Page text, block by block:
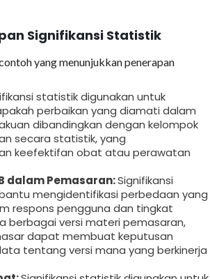
Signifikansi Statistik
yang menunjukkan penerapan
statistik digunakan untuk
perbaikan yang diamati dalam
dibandingkan dengan kelompok
secara statistik, yang
keefektifan obat atau perawatan
dalam Pemasaran:Signifikansi
mengidentifikasi perbedaan yang
respons pengguna dan tingkat
berbagai versi materi pemasaran,
dapat membuat keputusan
tentang versi mana yang berkinerja